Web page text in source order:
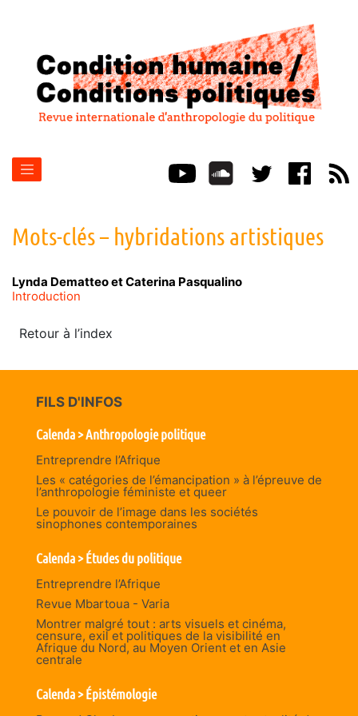
Mots-clés – hybridations artistiques
Lynda DematteoetCaterina Pasqualino
Introduction
Retour à l’index
FILS D'INFOS
Calenda > Anthropologie politique
Entreprendre l’Afrique
Les « catégories de l’émancipation » à l’épreuve de
l’anthropologie féministe et queer
Le pouvoir de l’image dans les sociétés
sinophones contemporaines
Calenda > Études du politique
Entreprendre l’Afrique
Revue Mbartoua - Varia
Montrer malgré tout : arts visuels et cinéma,
censure, exil et politiques de la visibilité en
Afrique du Nord, au Moyen Orient et en Asie
centrale
Calenda > Épistémologie